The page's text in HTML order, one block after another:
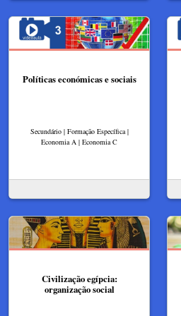
Políticas económicas e sociais
Secundário | Formação Específica |
Economia A | Economia C
Civilização egípcia:
organização social